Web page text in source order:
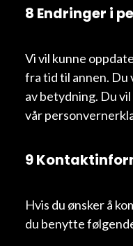
8 Endringer i
Vi vil kunne
fra tid til annen. Du
av betydning. Du
vår
9
Hvis du ønsker å
du benytte